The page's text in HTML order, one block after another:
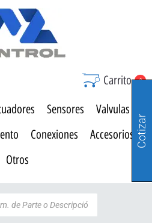
Carrito 0
Sensores
Valvulas
Conexiones
Accesorios
Otros
Cotizar